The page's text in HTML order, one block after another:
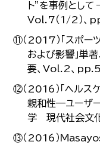
ト”を事例として
Vol.7（1/2）
⑪（2017）「スポー
および影響」単
要、Vol.2、
⑫（2016）「ヘルス
親和性―ユーザ
学 現代社会文
⑬（2016）